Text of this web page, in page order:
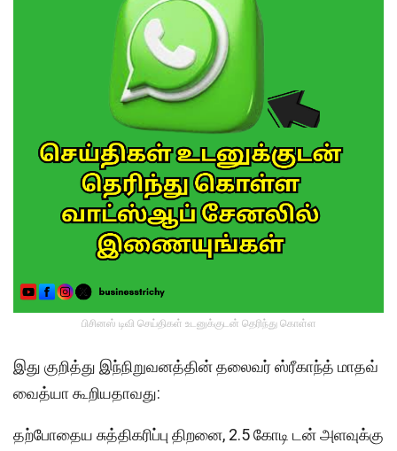
பிசினஸ் டிவி செய்திகள் உடனுக்குடன் தெரிந்து கொள்ள
இது குறித்து இந்நிறுவனத்தின் தலைவர் ஸ்ரீகாந்த் மாதவ்
வைத்யா கூறியதாவது:
தற்போதைய சுத்திகரிப்பு திறனை, 2.5 கோடி டன் அளவுக்கு